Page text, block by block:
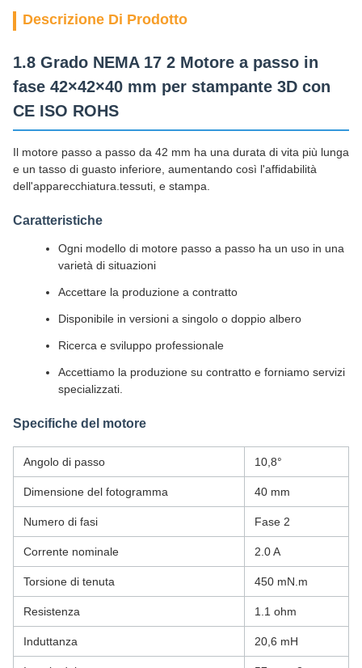
Descrizione Di Prodotto
1.8 Grado NEMA 17 2 Motore a passo in
fase 42×42×40 mm per stampante 3D con
CE ISO ROHS
Il motore passo a passo da 42 mm ha una durata di vita più lunga
e un tasso di guasto inferiore, aumentando così l'affidabilità
dell'apparecchiatura.tessuti, e stampa.
Caratteristiche
Ogni modello di motore passo a passo ha un uso in una
varietà di situazioni
Accettare la produzione a contratto
Disponibile in versioni a singolo o doppio albero
Ricerca e sviluppo professionale
Accettiamo la produzione su contratto e forniamo servizi
specializzati.
Specifiche del motore
Angolo di passo 10,8°
Dimensione del fotogramma 40 mm
Numero di fasi Fase 2
Corrente nominale 2.0 A
Torsione di tenuta 450 mN.m
Resistenza 1.1 ohm
Induttanza 20,6 mH